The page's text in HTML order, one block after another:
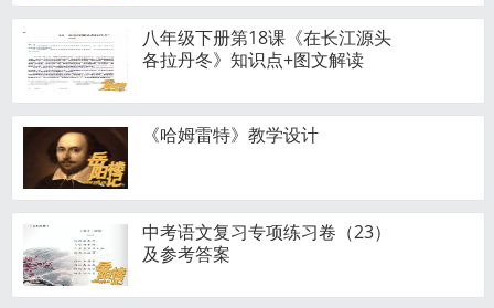
八年级下册第18课《在长江源头
各拉丹冬》知识点+图文解读
《哈姆雷特》教学设计
中考语文复习专项练习卷（23）
及参考答案